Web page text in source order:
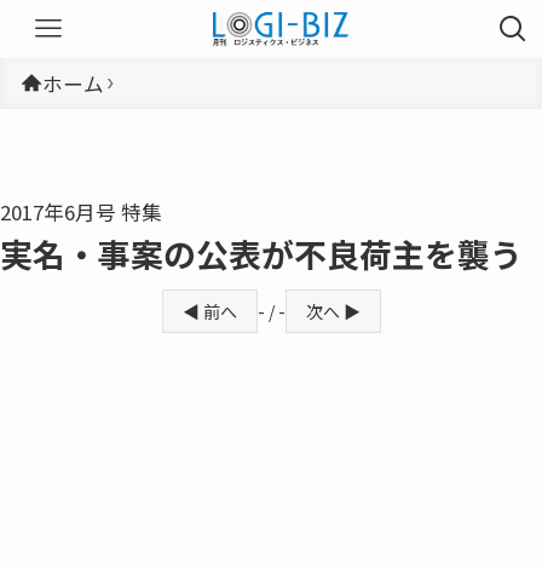
ホーム
2017年6月号 特集
実名・事案の公表が不良荷主を襲う
◀ 前へ - / - 次へ ▶